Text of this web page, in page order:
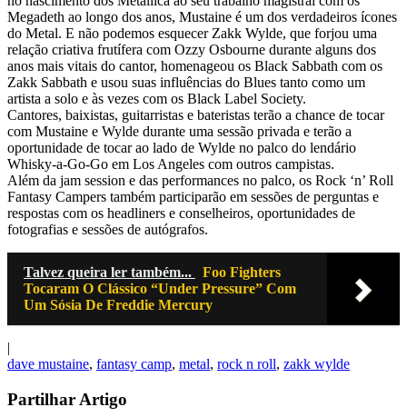
Megadeth ao longo dos anos, Mustaine é um dos verdadeiros ícones
do Metal. E não podemos esquecer Zakk Wylde, que forjou uma
relação criativa frutífera com Ozzy Osbourne durante alguns dos
anos mais vitais do cantor, homenageou os Black Sabbath com os
Zakk Sabbath e usou suas influências do Blues tanto como um
artista a solo e às vezes com os Black Label Society.
Cantores, baixistas, guitarristas e bateristas terão a chance de tocar
com Mustaine e Wylde durante uma sessão privada e terão a
oportunidade de tocar ao lado de Wylde no palco do lendário
Whisky-a-Go-Go em Los Angeles com outros campistas.
Além da jam session e das performances no palco, os Rock ‘n’ Roll
Fantasy Campers também participarão em sessões de perguntas e
respostas com os headliners e conselheiros, oportunidades de
fotografias e sessões de autógrafos.
Talvez queira ler também...
Foo Fighters
Tocaram O Clássico “Under Pressure” Com
Um Sósia De Freddie Mercury
|
dave mustaine, fantasy camp, metal, rock n roll, zakk wylde
Partilhar Artigo